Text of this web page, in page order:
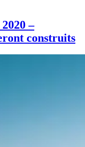
–
construits